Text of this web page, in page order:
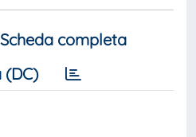
Scheda completa
(DC)